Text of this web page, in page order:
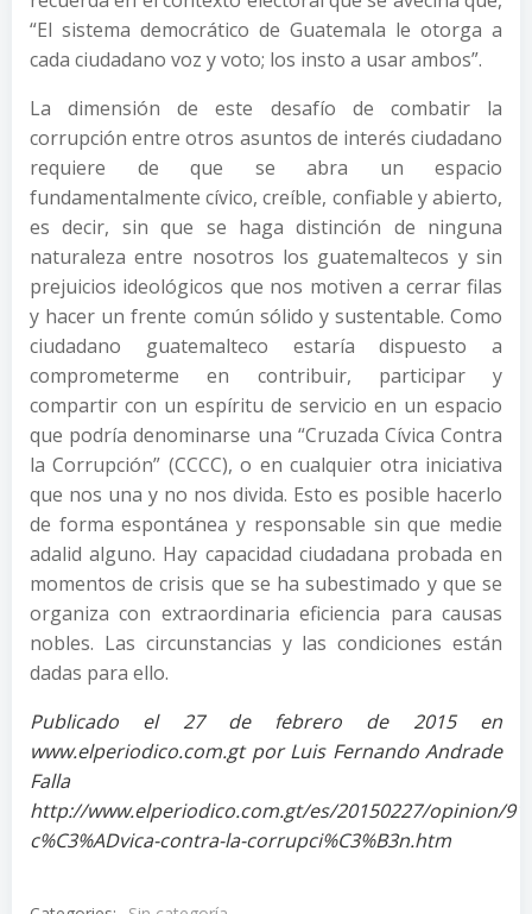
“El sistema democrático de Guatemala le otorga a
cada ciudadano voz y voto; los insto a usar ambos”.
La dimensión de este desafío de combatir la
corrupción entre otros asuntos de interés ciudadano
requiere de que se abra un espacio
fundamentalmente cívico, creíble, confiable y abierto,
es decir, sin que se haga distinción de ninguna
naturaleza entre nosotros los guatemaltecos y sin
prejuicios ideológicos que nos motiven a cerrar filas
y hacer un frente común sólido y sustentable. Como
ciudadano guatemalteco estaría dispuesto a
comprometerme en contribuir, participar y
compartir con un espíritu de servicio en un espacio
que podría denominarse una “Cruzada Cívica Contra
la Corrupción” (CCCC), o en cualquier otra iniciativa
que nos una y no nos divida. Esto es posible hacerlo
de forma espontánea y responsable sin que medie
adalid alguno. Hay capacidad ciudadana probada en
momentos de crisis que se ha subestimado y que se
organiza con extraordinaria eficiencia para causas
nobles. Las circunstancias y las condiciones están
dadas para ello.
Publicado el 27 de febrero de 2015 en
www.elperiodico.com.gt por Luis Fernando Andrade
Falla
http://www.elperiodico.com.gt/es/20150227/opinion/
c%C3%ADvica-contra-la-corrupci%C3%B3n.htm